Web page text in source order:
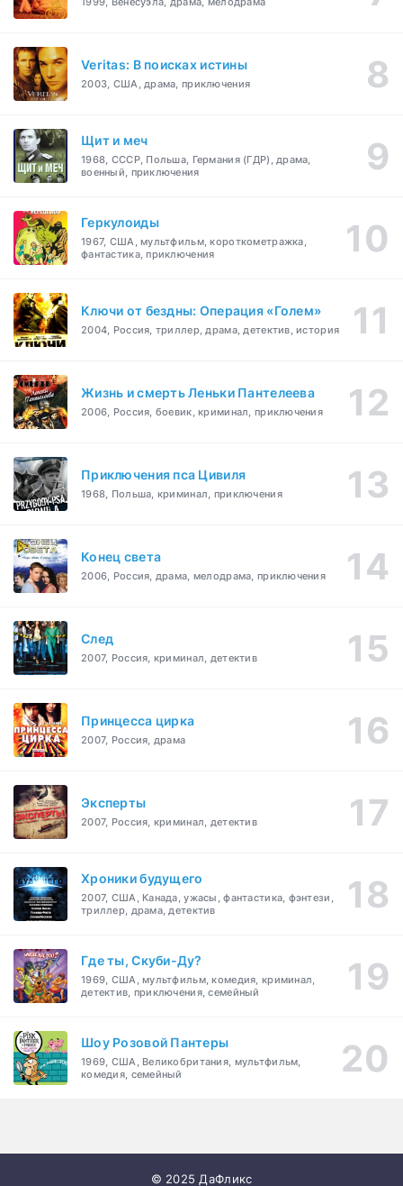
Veritas: В поисках истины
2003, США, драма, приключения
Щит и меч
1968, СССР, Польша, Германия (ГДР), драма,
военный, приключения
Геркулоиды
1967, США, мультфильм, короткометражка,
фантастика, приключения
Ключи от бездны: Операция «Голем»
2004, Россия, триллер, драма, детектив, история
Жизнь и смерть Леньки Пантелеева
2006, Россия, боевик, криминал, приключения
Приключения пса Цивиля
1968, Польша, криминал, приключения
Конец света
2006, Россия, драма, мелодрама, приключения
След
2007, Россия, криминал, детектив
Принцесса цирка
2007, Россия, драма
Эксперты
2007, Россия, криминал, детектив
Хроники будущего
2007, США, Канада, ужасы, фантастика, фэнтези,
триллер, драма, детектив
Где ты, Скуби-Ду?
1969, США, мультфильм, комедия, криминал,
детектив, приключения, семейный
Шоу Розовой Пантеры
1969, США, Великобритания, мультфильм,
комедия, семейный
© 2025 ДаФликс